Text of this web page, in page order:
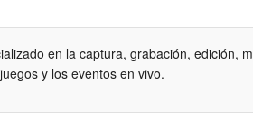
en la captura, grabación, edición,
y los eventos en vivo.